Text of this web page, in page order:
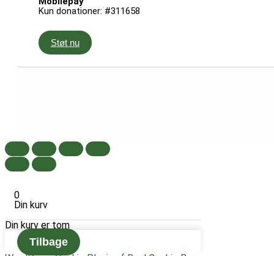
Kun donationer: #311658
Støt nu
0
Din kurv
Din kurv er tom
Tilbage